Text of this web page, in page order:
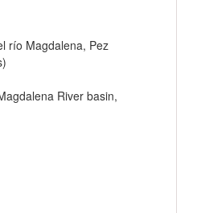
río Magdalena, Pez
River basin,